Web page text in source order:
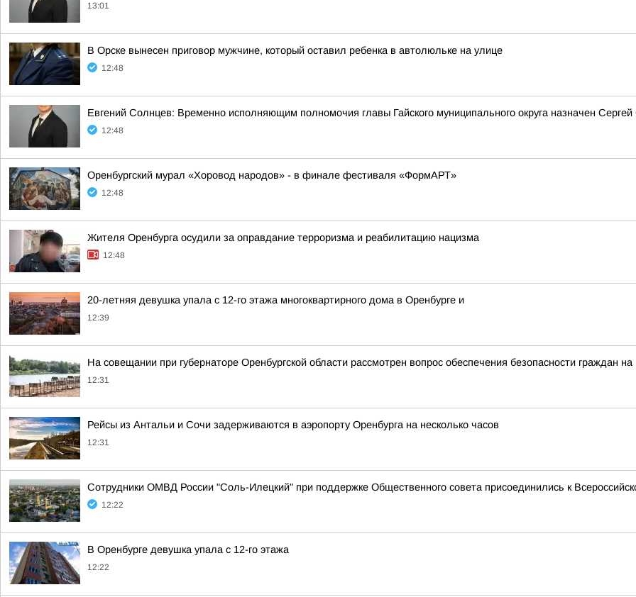
13:01
В Орске вынесен приговор мужчине, который оставил ребенка в автолюльке на улице
12:48
Евгений Солнцев: Временно исполняющим полномочия главы Гайского муниципального округа назначен
12:48
Оренбургский мурал «Хоровод народов» - в финале фестиваля «ФормАРТ»
12:48
Жителя Оренбурга осудили за оправдание терроризма и реабилитацию нацизма
12:48
20-летняя девушка упала с 12-го этажа многоквартирного дома в Оренбурге и
12:39
На совещании при губернаторе Оренбургской области рассмотрен вопрос обеспечения безопасности граждан
12:31
Рейсы из Антальи и Сочи задерживаются в аэропорту Оренбурга на несколько часов
12:31
Сотрудники ОМВД России "Соль-Илецкий" при поддержке Общественного совета присоединились к
12:22
В Оренбурге девушка упала с 12-го этажа
12:22